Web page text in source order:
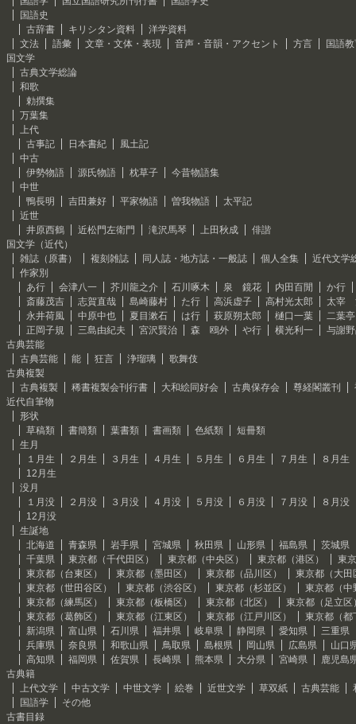
国語史
古辞書
キリシタン資料
洋学資料
文法
語彙 文章・文体・表現 音声・音韻・アクセント 方言
国語
国文学
古典文学総論
和歌
勅撰集
万葉集
上代
古事記
日本書紀
風土記
中古
伊勢物語
源氏物語 枕草子
今昔物語集
中世
鴨長明
吉田兼好 平家物語 曽我物語
太平記
近世
井原西鶴
近松門左衛門 滝沢馬琴 上田秋成
俳諧
国文学（近代）
雑誌（原書）
複刻雑誌 同人誌・地方誌・一般誌 個人全集
近代文学
作家別
あ行
会津八一 芥川龍之介 石川啄木 泉 鏡花 内田百閒
か行
斎藤茂吉
志賀直哉 島崎藤村 た行 高浜虚子 高村光太郎
太宰
永井荷風
中原中也 夏目漱石 は行 萩原朔太郎 樋口一葉
二葉
正岡子規
三島由紀夫 宮沢賢治 森 鴎外 や行 横光利一
与謝
古典芸能
古典芸能
能 狂言 浄瑠璃
歌舞伎
古典複製
古典複製
稀書複製会刊行書 大和絵同好会 古典保存会 尊経閣叢刊
近代自筆物
形状
草稿類
書簡類 葉書類 書画類 色紙類
短冊類
生月
１月生
２月生 ３月生 ４月生 ５月生 ６月生 ７月生
８月生
12月生
没月
１月没
２月没 ３月没 ４月没 ５月没 ６月没 ７月没
８月没
12月没
生誕地
北海道
青森県 岩手県 宮城県 秋田県 山形県 福島県
茨城県
千葉県
東京都（千代田区） 東京都（中央区） 東京都（港区）
東
東京都（台東区）
東京都（墨田区） 東京都（品川区）
東京都（大田
東京都（世田谷区）
東京都（渋谷区） 東京都（杉並区）
東京都（中
東京都（練馬区）
東京都（板橋区） 東京都（北区）
東京都（足立区
東京都（葛飾区）
東京都（江東区） 東京都（江戸川区）
東京都（都
新潟県
富山県 石川県 福井県 岐阜県 静岡県 愛知県
三重県
兵庫県
奈良県 和歌山県 鳥取県 島根県 岡山県 広島県
山口
高知県
福岡県 佐賀県 長崎県 熊本県 大分県 宮崎県
鹿児島
古典籍
上代文学
中古文学 中世文学 絵巻 近世文学 草双紙 古典芸能
国語学
その他
古書目録